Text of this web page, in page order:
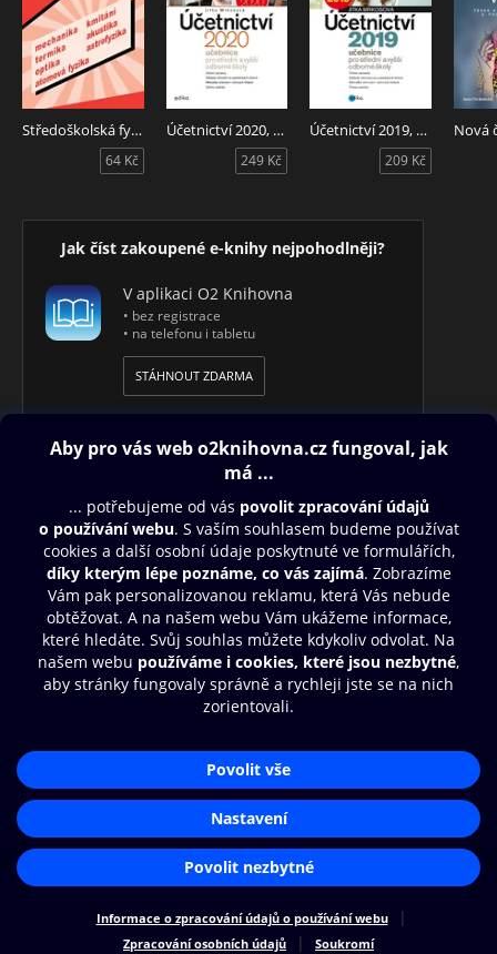
Středoškolská fyzika
64 Kč
Účetnictví 2020, učebnice pro SŠ a VOŠ
249 Kč
Účetnictví 2019, učebnice pro SŠ a VOŠ
209 Kč
Jak číst zakoupené e-knihy nejpohodlněji?
V aplikaci O2 Knihovna
• bez registrace
• na telefonu i tabletu
STÁHNOUT ZDARMA
Obsah ke stažení
Moje O2 Knihovna
Další zábava
© O2 Czech Republic a.s.
Zásady zpracování osobních údajů
Nastavení cookies
Aplikace O2 Knihovna
Čti a poslouchej své e-knihy a
audioknihy rychleji a pohodlněji.